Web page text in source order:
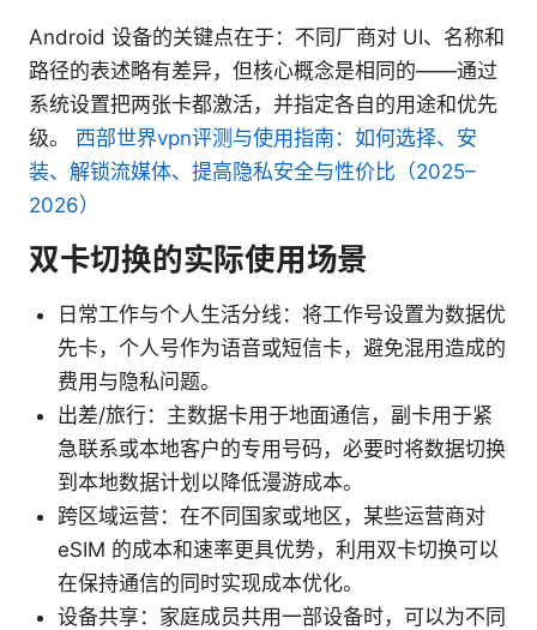
Android 设备的关键点在于：不同厂商对 UI、名称和
路径的表述略有差异，但核心概念是相同的——通过
系统设置把两张卡都激活，并指定各自的用途和优先
级。 西部世界vpn评测与使用指南：如何选择、安
装、解锁流媒体、提高隐私安全与性价比（2025–
2026）
双卡切换的实际使用场景
日常工作与个人生活分线：将工作号设置为数据优
先卡，个人号作为语音或短信卡，避免混用造成的
费用与隐私问题。
出差/旅行：主数据卡用于地面通信，副卡用于紧
急联系或本地客户的专用号码，必要时将数据切换
到本地数据计划以降低漫游成本。
跨区域运营：在不同国家或地区，某些运营商对
eSIM 的成本和速率更具优势，利用双卡切换可以
在保持通信的同时实现成本优化。
设备共享：家庭成员共用一部设备时，可以为不同